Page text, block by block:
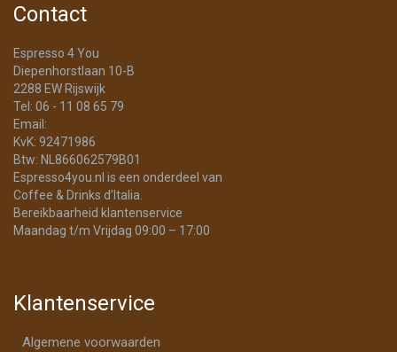
Contact
Espresso 4 You
Diepenhorstlaan 10-B
2288 EW Rijswijk
Tel: 06 - 11 08 65 79
Email:
KvK: 92471986
Btw: NL866062579B01
Espresso4you.nl is een onderdeel van
Coffee & Drinks d’Italia.
Bereikbaarheid klantenservice
Maandag t/m Vrijdag 09:00 – 17:00
Klantenservice
Algemene voorwaarden